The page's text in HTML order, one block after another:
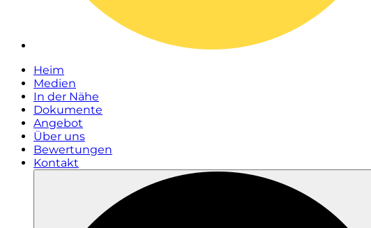
Heim
Medien
In der Nähe
Dokumente
Angebot
Über uns
Bewertungen
Kontakt